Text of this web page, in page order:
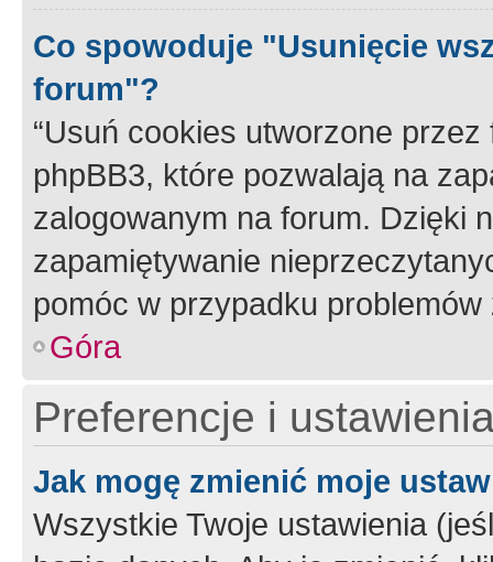
Co spowoduje "Usunięcie
forum"?
“Usuń cookies utworzone
phpBB3, które pozwalają na
zalogowanym na forum. Dzięki
zapamiętywanie
pomóc w przypadku
Góra
Preferencje i
Jak mogę zmienić moje
Wszystkie Twoje ustawienia